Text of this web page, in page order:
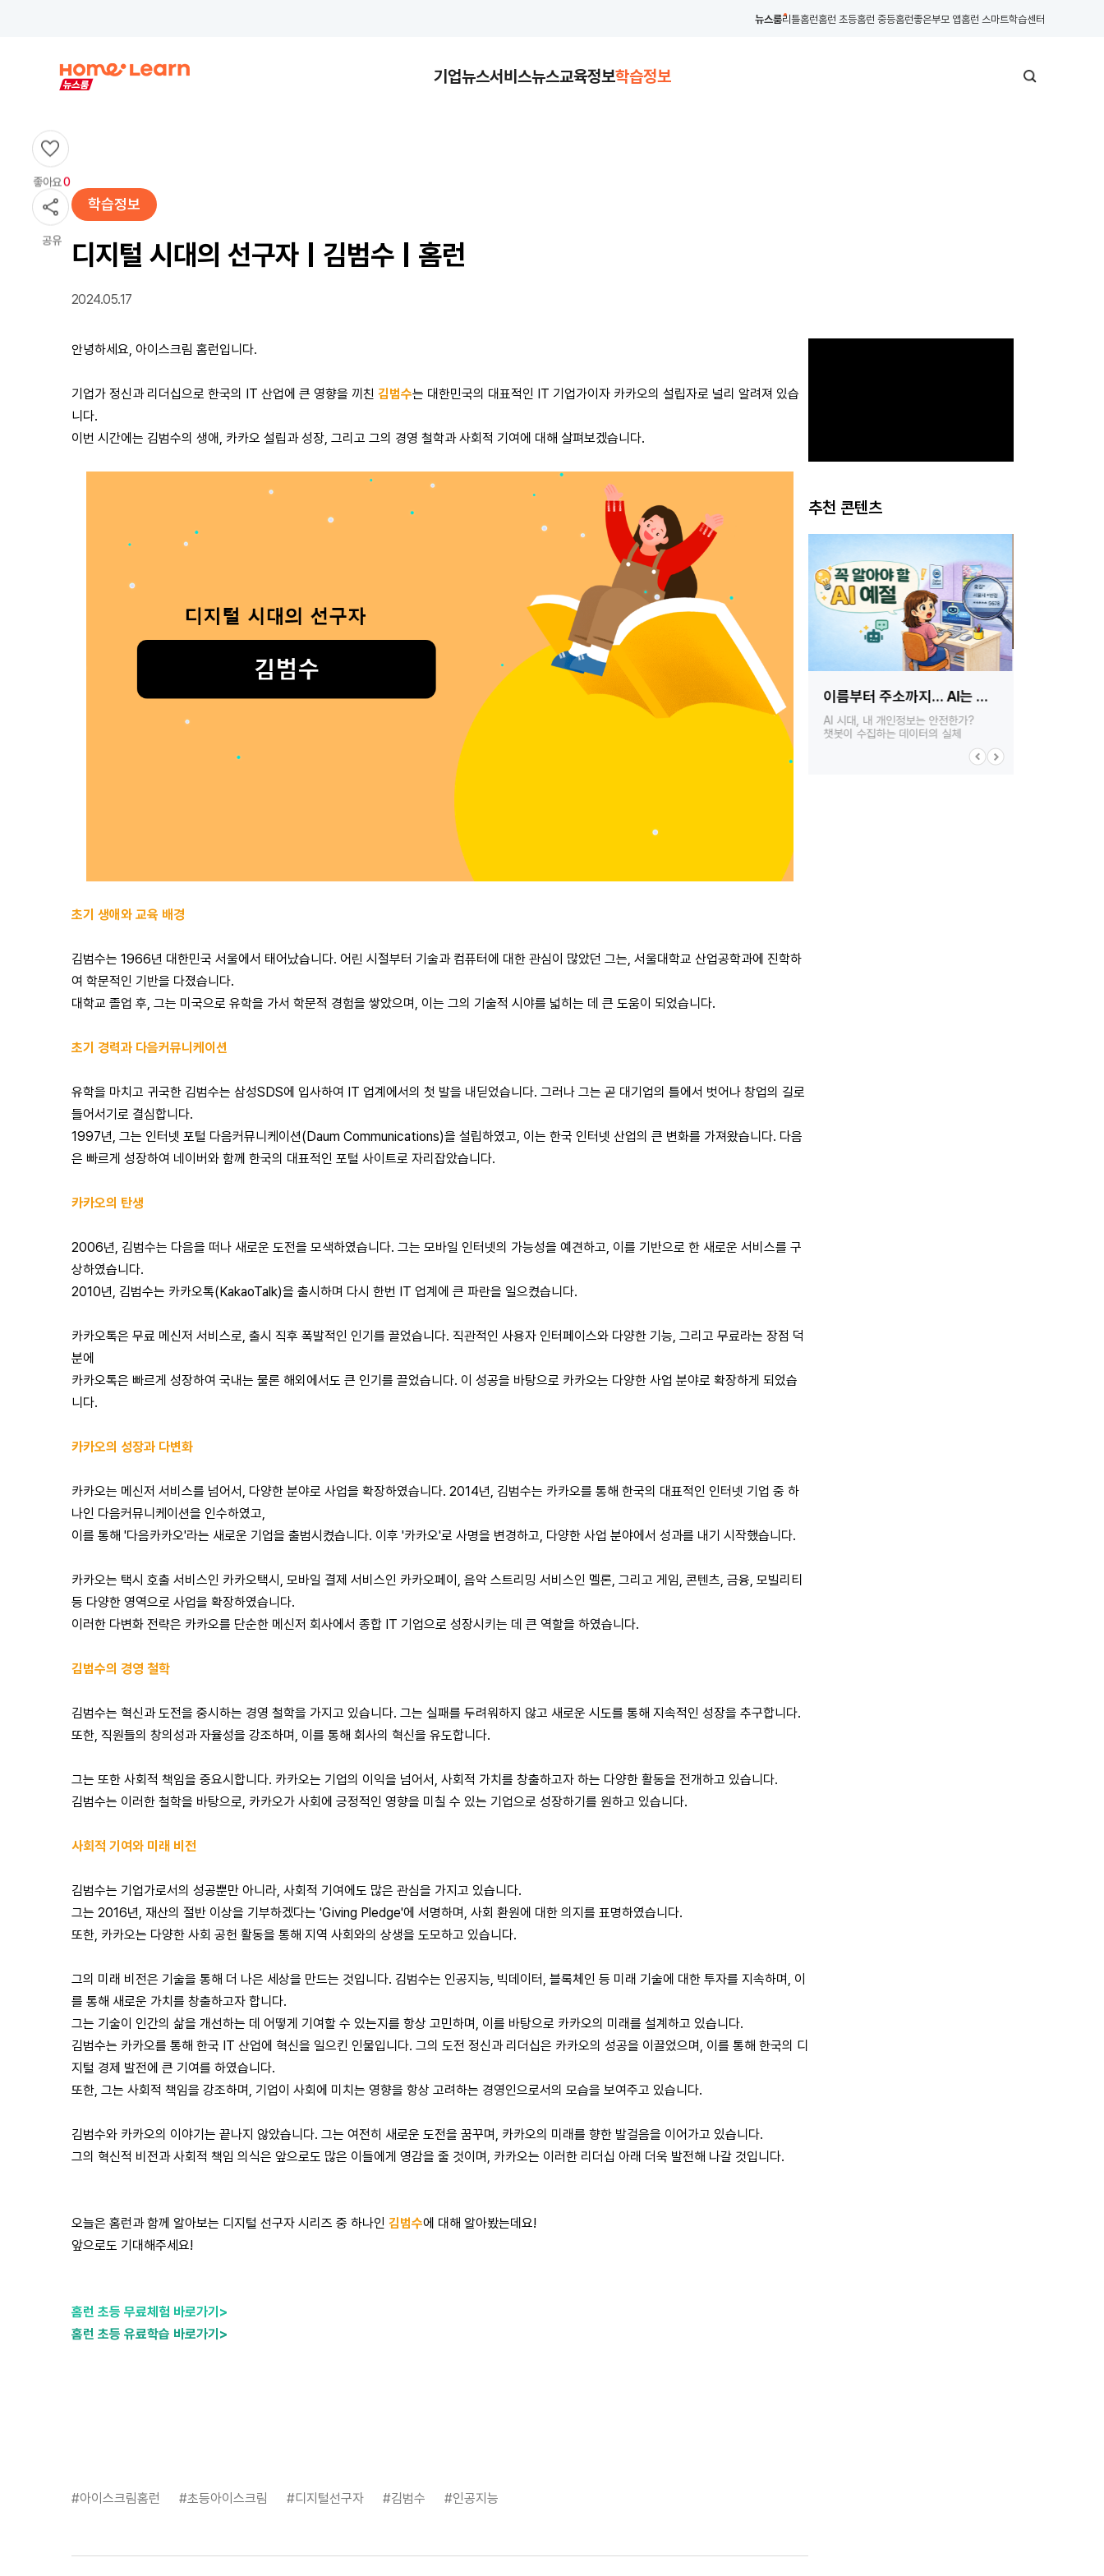
뉴스룸리틀홈런홈런 초등홈런 중등홈런좋은부모 앱홈런 스마트학습센터
기업뉴스서비스뉴스교육정보학습정보
좋아요0
공유
학습정보
디지털 시대의 선구자 | 김범수 | 홈런
2024.05.17
안녕하세요, 아이스크림 홈런입니다.
기업가 정신과 리더십으로 한국의 IT 산업에 큰 영향을 끼친 김범수는 대한민국의 대표적인 IT 기업가이자 카카오의 설립자로 널리 알려져 있습
니다.
이번 시간에는 김범수의 생애, 카카오 설립과 성장, 그리고 그의 경영 철학과 사회적 기여에 대해 살펴보겠습니다.
초기 생애와 교육 배경
김범수는 1966년 대한민국 서울에서 태어났습니다. 어린 시절부터 기술과 컴퓨터에 대한 관심이 많았던 그는, 서울대학교 산업공학과에 진학하
여 학문적인 기반을 다졌습니다.
대학교 졸업 후, 그는 미국으로 유학을 가서 학문적 경험을 쌓았으며, 이는 그의 기술적 시야를 넓히는 데 큰 도움이 되었습니다.
초기 경력과 다음커뮤니케이션
유학을 마치고 귀국한 김범수는 삼성SDS에 입사하여 IT 업계에서의 첫 발을 내딛었습니다. 그러나 그는 곧 대기업의 틀에서 벗어나 창업의 길로
들어서기로 결심합니다.
1997년, 그는 인터넷 포털 다음커뮤니케이션(Daum Communications)을 설립하였고, 이는 한국 인터넷 산업의 큰 변화를 가져왔습니다. 다음
은 빠르게 성장하여 네이버와 함께 한국의 대표적인 포털 사이트로 자리잡았습니다.
카카오의 탄생
2006년, 김범수는 다음을 떠나 새로운 도전을 모색하였습니다. 그는 모바일 인터넷의 가능성을 예견하고, 이를 기반으로 한 새로운 서비스를 구
상하였습니다.
2010년, 김범수는 카카오톡(KakaoTalk)을 출시하며 다시 한번 IT 업계에 큰 파란을 일으켰습니다.
카카오톡은 무료 메신저 서비스로, 출시 직후 폭발적인 인기를 끌었습니다. 직관적인 사용자 인터페이스와 다양한 기능, 그리고 무료라는 장점 덕
분에
카카오톡은 빠르게 성장하여 국내는 물론 해외에서도 큰 인기를 끌었습니다. 이 성공을 바탕으로 카카오는 다양한 사업 분야로 확장하게 되었습
니다.
카카오의 성장과 다변화
카카오는 메신저 서비스를 넘어서, 다양한 분야로 사업을 확장하였습니다. 2014년, 김범수는 카카오를 통해 한국의 대표적인 인터넷 기업 중 하
나인 다음커뮤니케이션을 인수하였고,
이를 통해 '다음카카오'라는 새로운 기업을 출범시켰습니다. 이후 '카카오'로 사명을 변경하고, 다양한 사업 분야에서 성과를 내기 시작했습니다.
카카오는 택시 호출 서비스인 카카오택시, 모바일 결제 서비스인 카카오페이, 음악 스트리밍 서비스인 멜론, 그리고 게임, 콘텐츠, 금융, 모빌리티
등 다양한 영역으로 사업을 확장하였습니다.
이러한 다변화 전략은 카카오를 단순한 메신저 회사에서 종합 IT 기업으로 성장시키는 데 큰 역할을 하였습니다.
김범수의 경영 철학
김범수는 혁신과 도전을 중시하는 경영 철학을 가지고 있습니다. 그는 실패를 두려워하지 않고 새로운 시도를 통해 지속적인 성장을 추구합니다.
또한, 직원들의 창의성과 자율성을 강조하며, 이를 통해 회사의 혁신을 유도합니다.
그는 또한 사회적 책임을 중요시합니다. 카카오는 기업의 이익을 넘어서, 사회적 가치를 창출하고자 하는 다양한 활동을 전개하고 있습니다.
김범수는 이러한 철학을 바탕으로, 카카오가 사회에 긍정적인 영향을 미칠 수 있는 기업으로 성장하기를 원하고 있습니다.
사회적 기여와 미래 비전
김범수는 기업가로서의 성공뿐만 아니라, 사회적 기여에도 많은 관심을 가지고 있습니다.
그는 2016년, 재산의 절반 이상을 기부하겠다는 'Giving Pledge'에 서명하며, 사회 환원에 대한 의지를 표명하였습니다.
또한, 카카오는 다양한 사회 공헌 활동을 통해 지역 사회와의 상생을 도모하고 있습니다.
그의 미래 비전은 기술을 통해 더 나은 세상을 만드는 것입니다. 김범수는 인공지능, 빅데이터, 블록체인 등 미래 기술에 대한 투자를 지속하며, 이
를 통해 새로운 가치를 창출하고자 합니다.
그는 기술이 인간의 삶을 개선하는 데 어떻게 기여할 수 있는지를 항상 고민하며, 이를 바탕으로 카카오의 미래를 설계하고 있습니다.
김범수는 카카오를 통해 한국 IT 산업에 혁신을 일으킨 인물입니다. 그의 도전 정신과 리더십은 카카오의 성공을 이끌었으며, 이를 통해 한국의 디
지털 경제 발전에 큰 기여를 하였습니다.
또한, 그는 사회적 책임을 강조하며, 기업이 사회에 미치는 영향을 항상 고려하는 경영인으로서의 모습을 보여주고 있습니다.
김범수와 카카오의 이야기는 끝나지 않았습니다. 그는 여전히 새로운 도전을 꿈꾸며, 카카오의 미래를 향한 발걸음을 이어가고 있습니다.
그의 혁신적 비전과 사회적 책임 의식은 앞으로도 많은 이들에게 영감을 줄 것이며, 카카오는 이러한 리더십 아래 더욱 발전해 나갈 것입니다.
오늘은 홈런과 함께 알아보는 디지털 선구자 시리즈 중 하나인 김범수에 대해 알아봤는데요!
앞으로도 기대해주세요!
홈런 초등 무료체험 바로가기>
홈런 초등 유료학습 바로가기>
#아이스크림홈런 #초등아이스크림 #디지털선구자 #김범수 #인공지능
추천 콘텐츠
홈런 독서챌린지가 발견한 아이들의
독서와 기록을 통한 성장 응원
홈런 독서챌린지 6월 참여 이벤트
2% 부족한 인공지능? 우리는
‘모두를 위한 AI'가 필요해!
AI가 모두를 위한 기술이 되려면?
다양성을 존중하는 AI 윤리 수업
이름부터 주소까지… AI는 내
정보를 공유하는 중?
AI 시대, 내 개인정보는 안전한가?
문해력이 오른 아이들의
공통점
홈런 독서챌린지가 발견한 아이들의
확인합니다